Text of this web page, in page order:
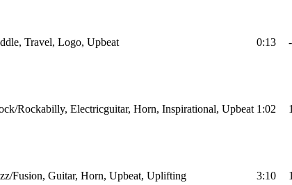
Travel, Logo, Upbeat 0:13 -
Rockabilly, Electricguitar, Horn, Inspirational, Upbeat 1:02
Fusion, Guitar, Horn, Upbeat, Uplifting 3:10